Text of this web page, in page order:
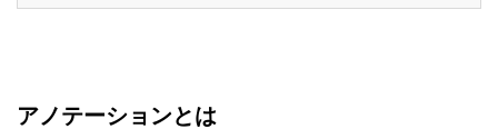
アノテーションとは